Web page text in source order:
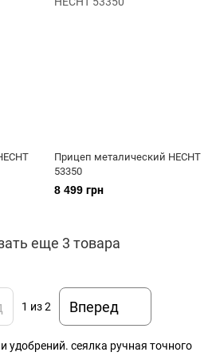
Прицеп металический HECHT
53350
8 499 грн
еще 3 товара
1 из 2 Вперед
удобрений. сеялка ручная точного